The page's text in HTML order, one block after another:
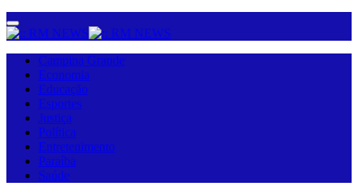
Campina Grande
Economia
Educação
Esportes
Justiça
Política
Entretenimento
Paraíba
Saúde